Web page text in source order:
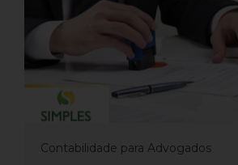
Contabilidade para Advogados